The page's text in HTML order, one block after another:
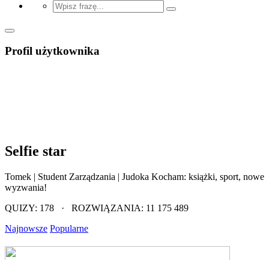
Profil użytkownika
Selfie star
Tomek | Student Zarządzania | Judoka Kocham: książki, sport, nowe
wyzwania!
QUIZY: 178 · ROZWIĄZANIA: 11 175 489
Najnowsze Popularne